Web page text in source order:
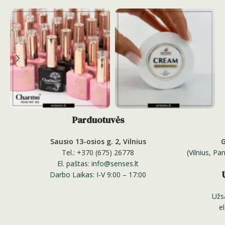
Parduotuvės
Sausio 13-osios g. 2, Vilnius
Tel.: +370 (675) 26778
El. paštas: info@senses.lt
Darbo Laikas: I-V 9:00 – 17:00
(Vilnius,